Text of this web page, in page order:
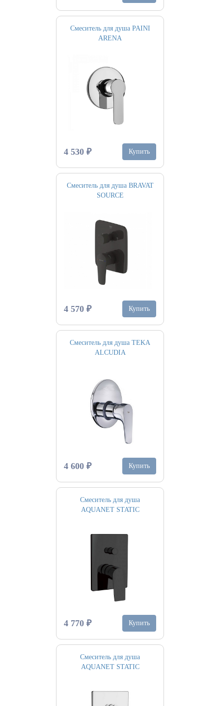
Смеситель для душа PAINI
ARENA
4 530 ₽ Купить
Смеситель для душа BRAVAT
SOURCE
4 570 ₽ Купить
Смеситель для душа TEKA
ALCUDIA
4 600 ₽ Купить
Смеситель для душа
AQUANET STATIC
4 770 ₽ Купить
Смеситель для душа
AQUANET STATIC